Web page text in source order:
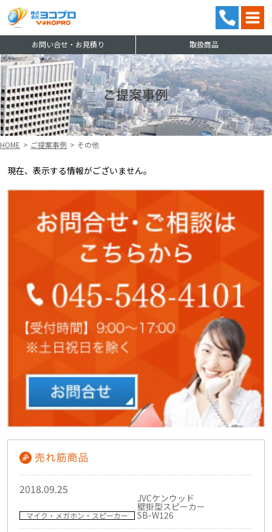
お問い合せ・お見積り 取扱商品
HOME ご提案事例 その他
現在、表示する情報がございません。
2018.09.25
マイク・メガホン・スピーカー
JVCケンウッド
壁掛型スピーカー
SB-W126